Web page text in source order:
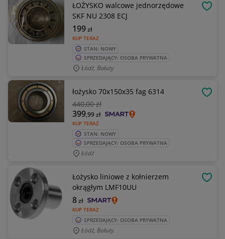
ŁOŻYSKO walcowe jednorzędowe
SKF NU 2308 ECJ
KUP TERAZ
199zł
STAN: NOWY
SPRZEDAJĄCY: OSOBA PRYWATNA
Łódź, Bałuty
łożysko 70x150x35 fag 6314
440,00 zł
KUP TERAZ
399,99zł
STAN: NOWY
SPRZEDAJĄCY: OSOBA PRYWATNA
Łódź
Łożysko liniowe z kołnierzem
okrągłym LMF10UU
KUP TERAZ
8zł
SPRZEDAJĄCY: OSOBA PRYWATNA
Łódź, Bałuty